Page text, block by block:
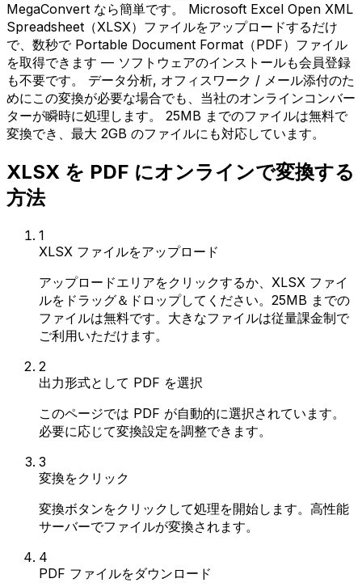
MegaConvert なら簡単です。 Microsoft Excel Open XML
Spreadsheet（XLSX）ファイルをアップロードするだけ
で、数秒で Portable Document Format（PDF）ファイル
を取得できます — ソフトウェアのインストールも会員登録
も不要です。 データ分析, オフィスワーク / メール添付のた
めにこの変換が必要な場合でも、当社のオンラインコンバー
ターが瞬時に処理します。 25MB までのファイルは無料で
変換でき、最大 2GB のファイルにも対応しています。
XLSX を PDF にオンラインで変換する
方法
1
XLSX ファイルをアップロード
アップロードエリアをクリックするか、XLSX ファイ
ルをドラッグ＆ドロップしてください。25MB までの
ファイルは無料です。大きなファイルは従量課金制で
ご利用いただけます。
2
出力形式として PDF を選択
このページでは PDF が自動的に選択されています。
必要に応じて変換設定を調整できます。
3
変換をクリック
変換ボタンをクリックして処理を開始します。高性能
サーバーでファイルが変換されます。
4
PDF ファイルをダウンロード